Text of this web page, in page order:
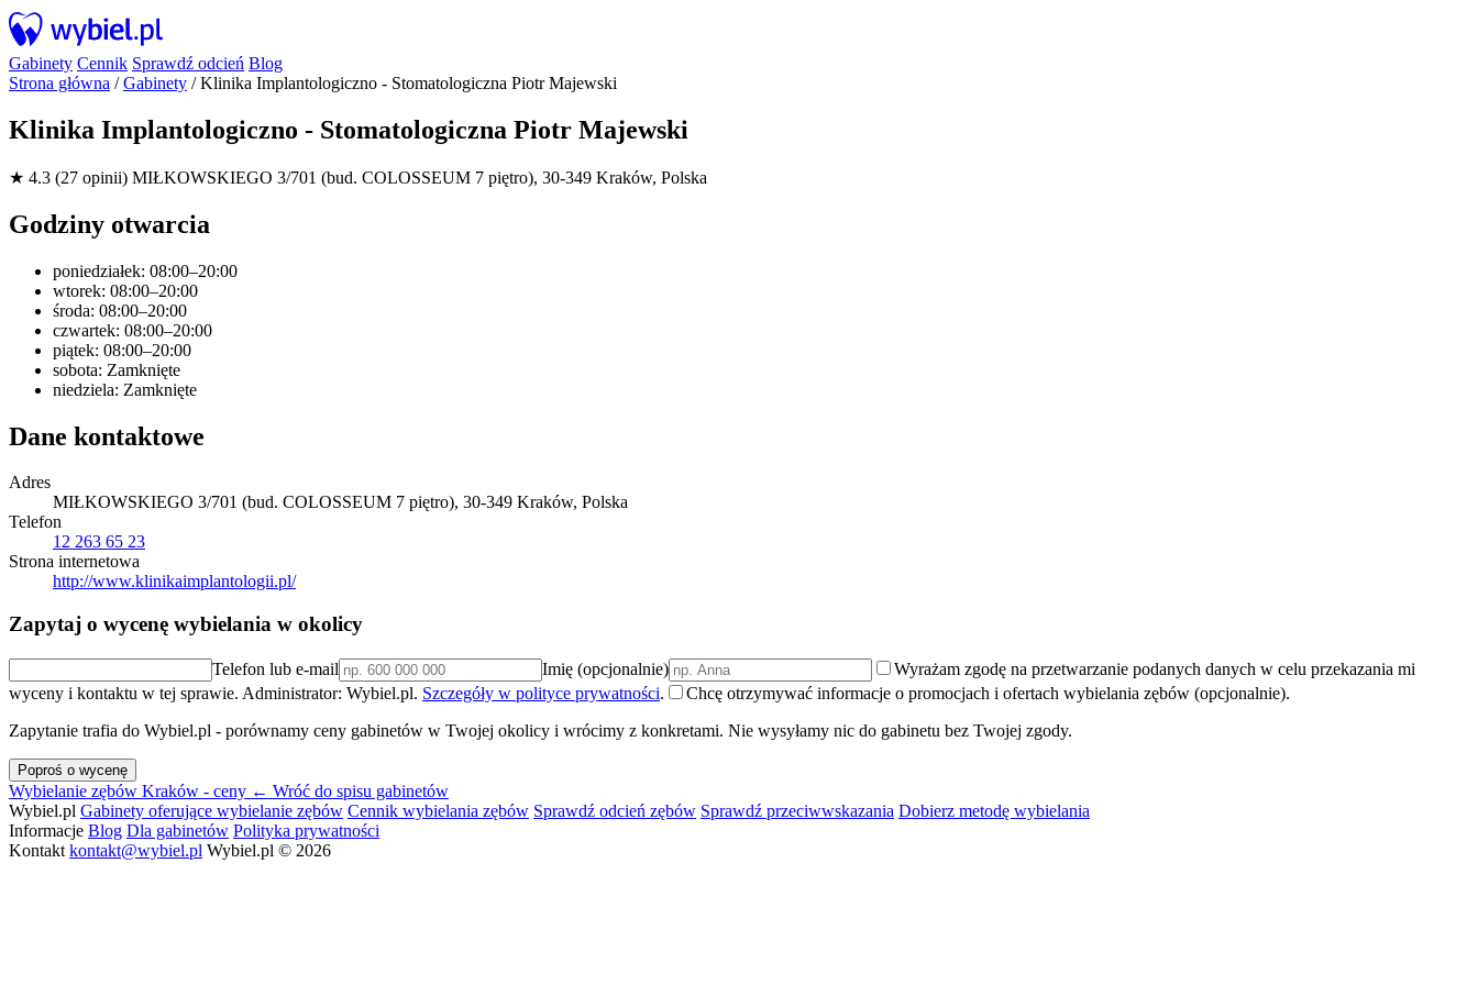
Gabinety Cennik Sprawdź odcień Blog
Strona główna /Gabinety /Klinika Implantologiczno - Stomatologiczna Piotr Majewski
Klinika Implantologiczno - Stomatologiczna Piotr Majewski
★ 4.3 (27 opinii) MIŁKOWSKIEGO 3/701 (bud. COLOSSEUM 7 piętro), 30-349 Kraków, Polska
Godziny otwarcia
poniedziałek: 08:00–20:00
wtorek: 08:00–20:00
środa: 08:00–20:00
czwartek: 08:00–20:00
piątek: 08:00–20:00
sobota: Zamknięte
niedziela: Zamknięte
Dane kontaktowe
Adres
MIŁKOWSKIEGO 3/701 (bud. COLOSSEUM 7 piętro), 30-349 Kraków, Polska
Telefon
12 263 65 23
Strona internetowa
http://www.klinikaimplantologii.pl/
Zapytaj o wycenę wybielania w okolicy
Telefon lub e-mail Imię (opcjonalnie)
Wyrażam zgodę na przetwarzanie podanych danych w celu przekazania mi
wyceny i kontaktu w tej sprawie. Administrator: Wybiel.pl. Szczegóły w polityce prywatności.
Chcę otrzymywać informacje o promocjach i ofertach wybielania zębów (opcjonalnie).
Zapytanie trafia do Wybiel.pl - porównamy ceny gabinetów w Twojej okolicy i wrócimy z konkretami. Nie wysyłamy nic do gabinetu bez Twojej zgody.
Poproś o wycenę
Wybielanie zębów Kraków - ceny ← Wróć do spisu gabinetów
Wybiel.pl Gabinety oferujące wybielanie zębów Cennik wybielania zębów Sprawdź odcień zębów Sprawdź przeciwwskazania Dobierz metodę wybielania
Informacje Blog Dla gabinetów Polityka prywatności
Kontakt kontakt@wybiel.pl Wybiel.pl © 2026